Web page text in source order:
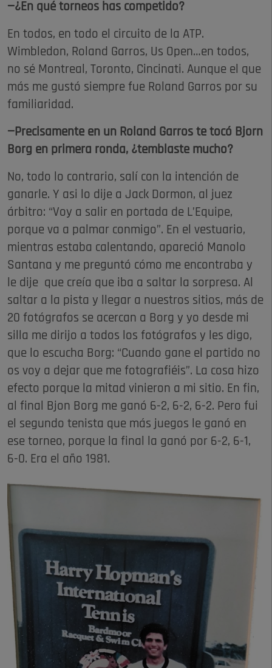
—¿En qué torneos has competido?
En todos, en todo el circuito de la ATP.
Wimbledon, Roland Garros, Us Open…en todos,
no sé Montreal, Toronto, Cincinati. Aunque el que
más me gustó siempre fue Roland Garros por su
familiaridad.
—Precisamente en un Roland Garros te tocó Bjorn
Borg en primera ronda, ¿temblaste mucho?
No, todo lo contrario, salí con la intención de
ganarle. Y asi lo dije a Jack Dormon, al juez
árbitro: “Voy a salir en portada de L’Equipe,
porque va a palmar conmigo”. En el vestuario,
mientras estaba calentando, apareció Manolo
Santana y me preguntó cómo me encontraba y
le dije que creía que iba a saltar la sorpresa. Al
saltar a la pista y llegar a nuestros sitios, más de
20 fotógrafos se acercan a Borg y yo desde mi
silla me dirijo a todos los fotógrafos y les digo,
que lo escucha Borg: “Cuando gane el partido no
os voy a dejar que me fotografiéis”. La cosa hizo
efecto porque la mitad vinieron a mi sitio. En fin,
al final Bjon Borg me ganó 6-2, 6-2, 6-2. Pero fui
el segundo tenista que más juegos le ganó en
ese torneo, porque la final la ganó por 6-2, 6-1,
6-0. Era el año 1981.